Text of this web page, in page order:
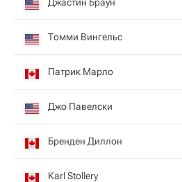
Томми Вингельс
Патрик Марло
Джо Павелски
Бренден Диллон
Karl Stollery